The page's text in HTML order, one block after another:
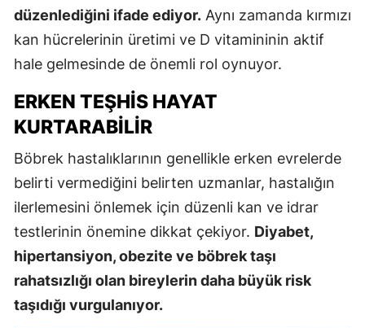
düzenlediğini ifade ediyor. Aynı zamanda kırmızı
kan hücrelerinin üretimi ve D vitamininin aktif
hale gelmesinde de önemli rol oynuyor.
ERKEN TEŞHIS HAYAT
KURTARABILIR
Böbrek hastalıklarının genellikle erken evrelerde
belirti vermediğini belirten uzmanlar, hastalığın
ilerlemesini önlemek için düzenli kan ve idrar
testlerinin önemine dikkat çekiyor. Diyabet,
hipertansiyon, obezite ve böbrek taşı
rahatsızlığı olan bireylerin daha büyük risk
taşıdığı vurgulanıyor.